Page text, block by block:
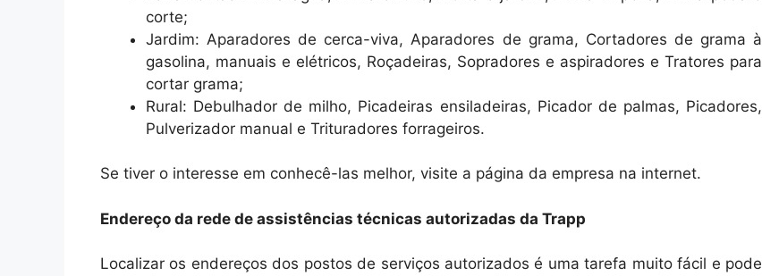
corte;
Jardim: Aparadores de cerca-viva, Aparadores de grama, Cortadores de grama à
gasolina, manuais e elétricos, Roçadeiras, Sopradores e aspiradores e Tratores para
cortar grama;
Rural: Debulhador de milho, Picadeiras ensiladeiras, Picador de palmas, Picadores,
Pulverizador manual e Trituradores forrageiros.
Se tiver o interesse em conhecê-las melhor, visite a página da empresa na internet.
Endereço da rede de assistências técnicas autorizadas da Trapp
Localizar os endereços dos postos de serviços autorizados é uma tarefa muito fácil e pode